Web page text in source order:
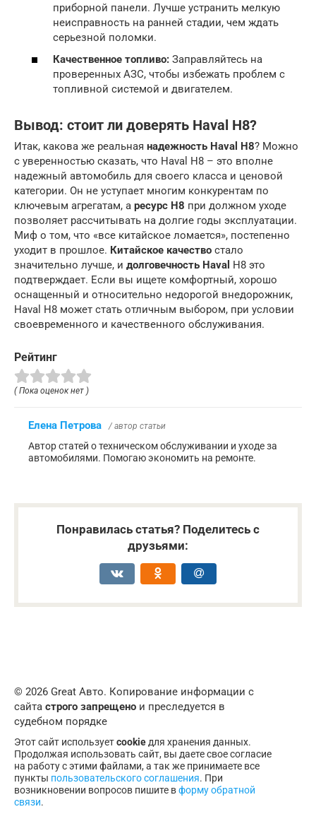
приборной панели. Лучше устранить мелкую
неисправность на ранней стадии, чем ждать
серьезной поломки.
Качественное топливо: Заправляйтесь на
проверенных АЗС, чтобы избежать проблем с
топливной системой и двигателем.
Вывод: стоит ли доверять Haval H8?
Итак, какова же реальная надежность Haval H8? Можно
с уверенностью сказать, что Haval H8 – это вполне
надежный автомобиль для своего класса и ценовой
категории. Он не уступает многим конкурентам по
ключевым агрегатам, а ресурс H8 при должном уходе
позволяет рассчитывать на долгие годы эксплуатации.
Миф о том, что «все китайское ломается», постепенно
уходит в прошлое. Китайское качество стало
значительно лучше, и долговечность Haval H8 это
подтверждает. Если вы ищете комфортный, хорошо
оснащенный и относительно недорогой внедорожник,
Haval H8 может стать отличным выбором, при условии
своевременного и качественного обслуживания.
Рейтинг
( Пока оценок нет )
Елена Петрова / автор статьи
Автор статей о техническом обслуживании и уходе за
автомобилями. Помогаю экономить на ремонте.
Понравилась статья? Поделитесь с
друзьями:
© 2026 Great Авто. Копирование информации с
сайта строго запрещено и преследуется в
судебном порядке
Этот сайт используетcookie для хранения данных.
Продолжая использовать сайт, вы даете свое согласие
на работу с этими файлами, а так же принимаете все
пункты пользовательского соглашения. При
возникновении вопросов пишите вформу обратной
связи.